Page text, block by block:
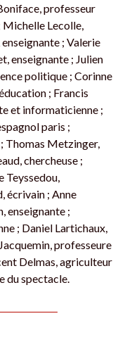
professeur
Lecolle,
; Valerie
enseignante ; Julien
politique ; Corinne
; Francis
et informaticienne ;
paris ;
Thomas Metzinger,
chercheuse ;
Teyssedou,
écrivain ; Anne
enseignante ;
; Daniel Lartichaux,
professeure
Delmas, agriculteur
du spectacle.